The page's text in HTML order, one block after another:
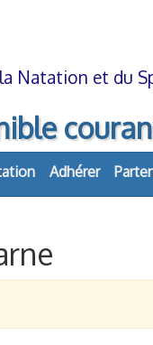
Natation et du
Adhérer